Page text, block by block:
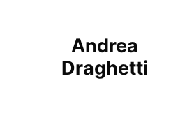
Andrea
Draghetti